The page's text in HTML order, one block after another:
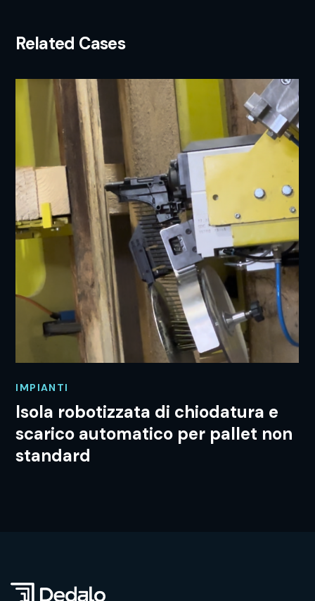
Related Cases
IMPIANTI
Isola robotizzata di chiodatura e
scarico automatico per pallet non
standard